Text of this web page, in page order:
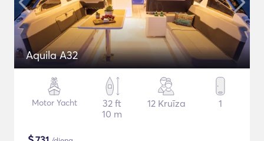
Aquila A32
Motor Yacht
32 ft
10 m
12 Kruīza 1